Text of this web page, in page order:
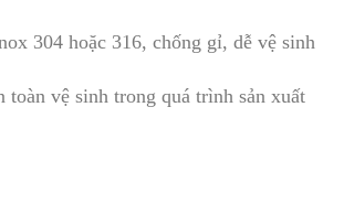
304 hoặc 316, chống gỉ, dễ vệ sinh
toàn vệ sinh trong quá trình sản xuất